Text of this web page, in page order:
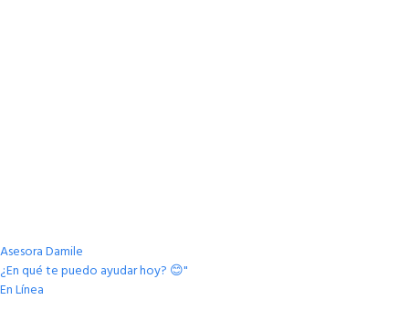
Asesora Damile
¿En qué te puedo ayudar hoy? 😊"
En Línea